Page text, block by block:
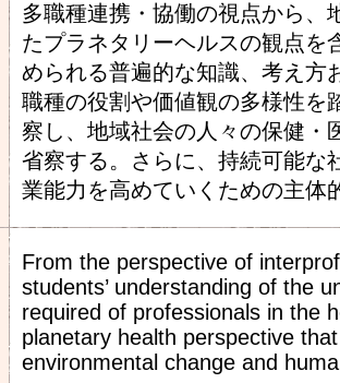
多職種連携・協働の視点から、
たプラネタリーヘルスの観点を
められる普遍的な知識、考え方
職種の役割や価値観の多様性を
察し、地域社会の人々の保健・
省察する。さらに、持続可能な
業能力を高めていくための主体
From the perspective of
students’ understanding of the
required of professionals in the
planetary health perspective
environmental change and